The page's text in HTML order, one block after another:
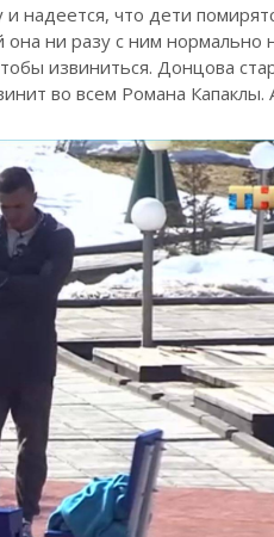
надеется, что дети
ни разу с ним нормально
извиниться. Донцова
во всем Романа